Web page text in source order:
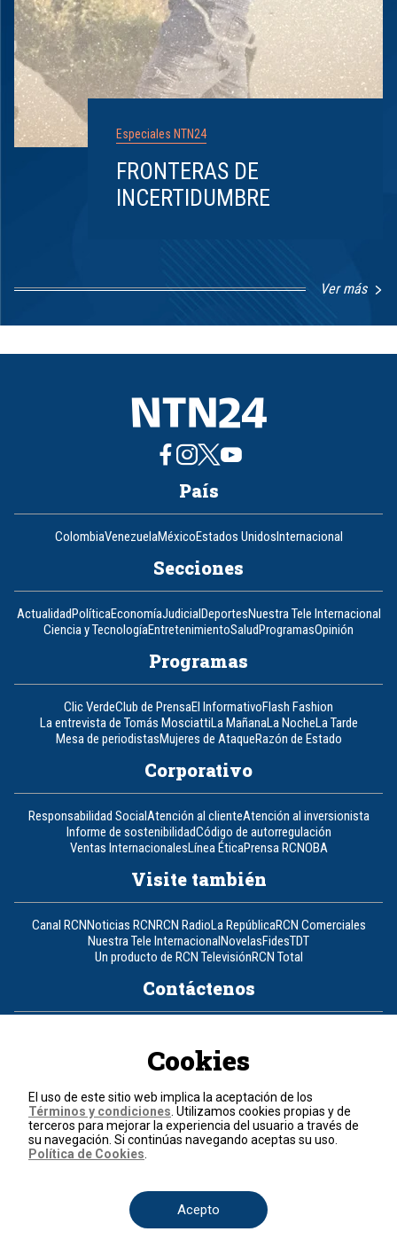
Especiales NTN24
FRONTERAS DE
INCERTIDUMBRE
Ver más
1
8
País
ColombiaVenezuelaMéxicoEstados UnidosInternacional
Secciones
ActualidadPolíticaEconomíaJudicialDeportesNuestra Tele Internacional
Ciencia y TecnologíaEntretenimientoSaludProgramasOpinión
Programas
Clic VerdeClub de PrensaEl InformativoFlash Fashion
La entrevista de Tomás MosciattiLa MañanaLa NocheLa Tarde
Mesa de periodistasMujeres de AtaqueRazón de Estado
Corporativo
Responsabilidad SocialAtención al clienteAtención al inversionista
Informe de sostenibilidadCódigo de autorregulación
Ventas InternacionalesLínea ÉticaPrensa RCNOBA
Visite también
Canal RCNNoticias RCNRCN RadioLa RepúblicaRCN Comerciales
Nuestra Tele InternacionalNovelasFidesTDT
Un producto de RCN TelevisiónRCN Total
Contáctenos
Política de cookies
Términos y condiciones
© 2026, RCN Medios.
Todos los derechos reservados.
Cookies
El uso de este sitio web implica la aceptación de los
Términos y condiciones . Utilizamos cookies propias y de
terceros para mejorar la experiencia del usuario a través de
su navegación. Si continúas navegando aceptas su uso.
Política de Cookies
Acepto